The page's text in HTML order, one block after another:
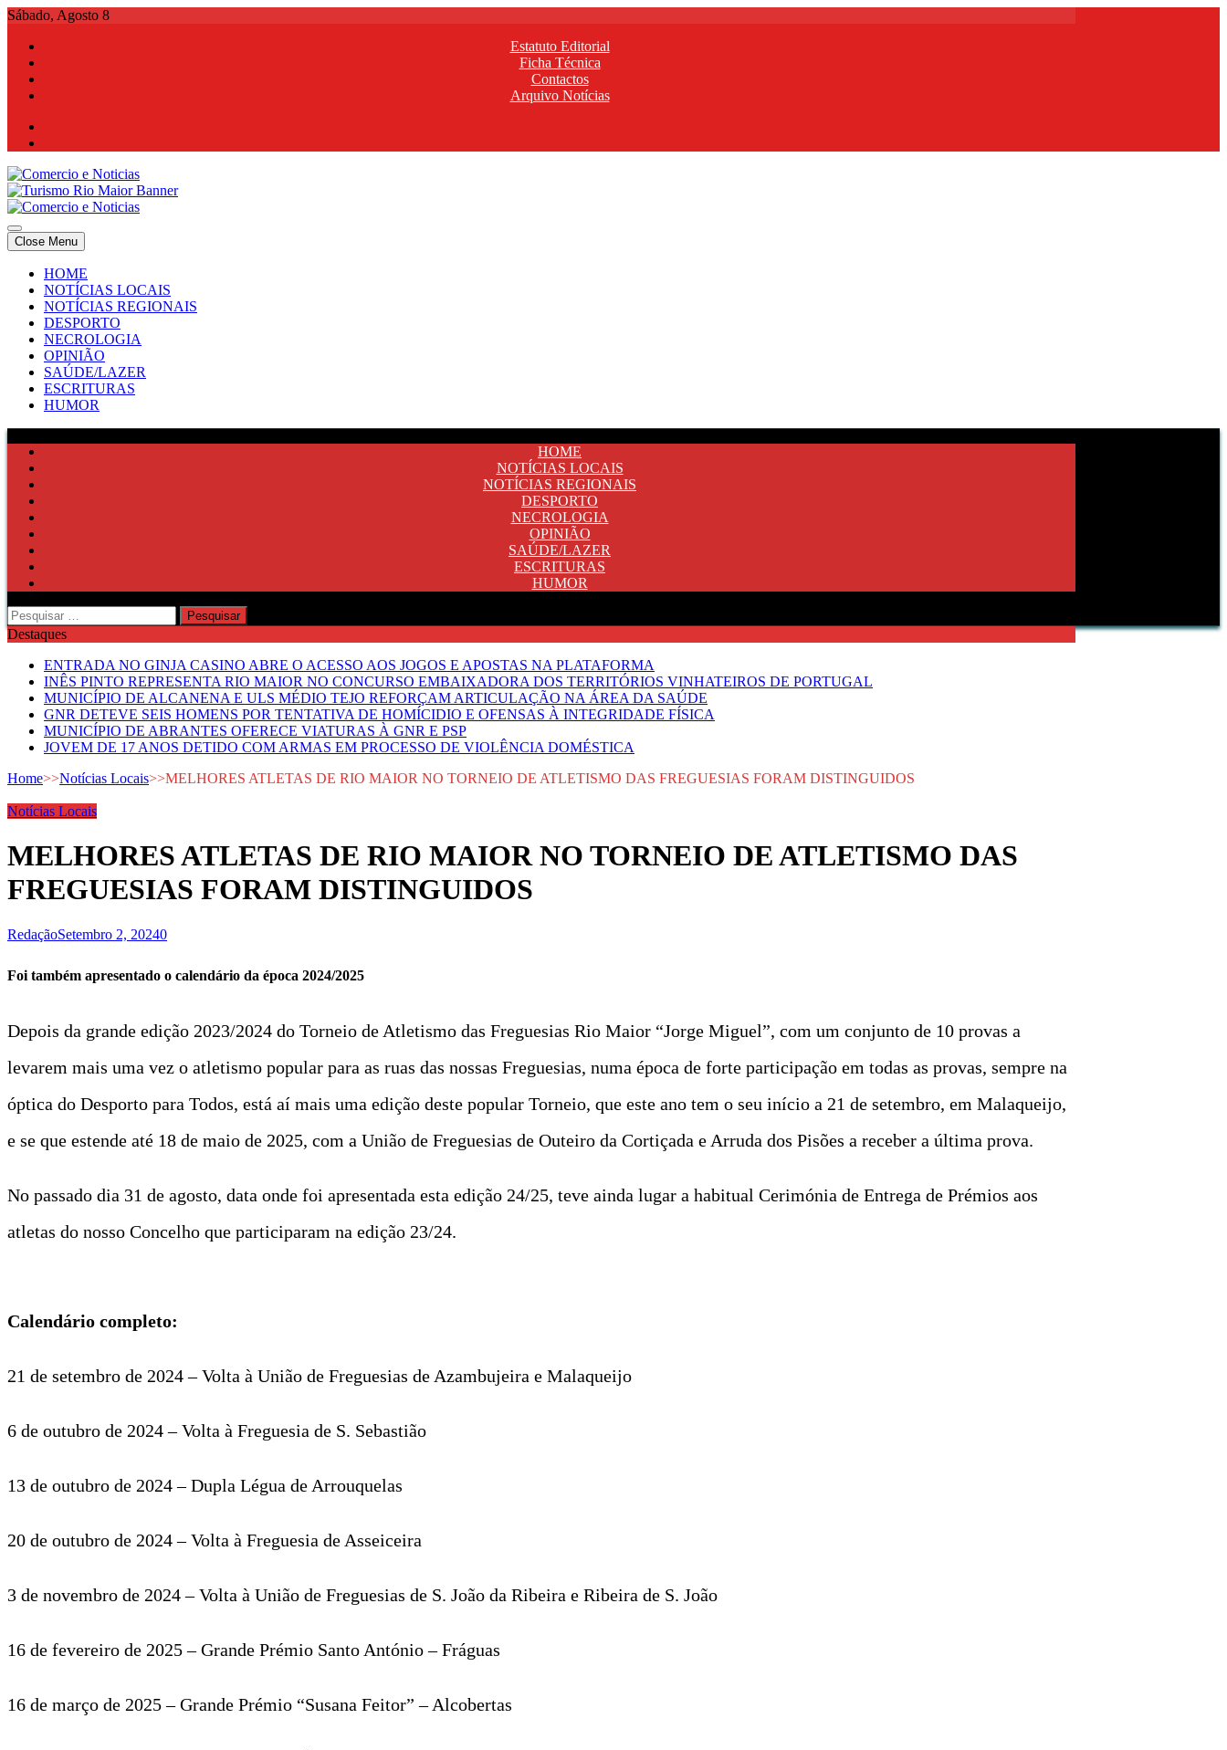
Skip
content
Sábado, Agosto 8
Estatuto Editorial
Ficha Técnica
Contactos
Arquivo Notícias
Comercio e Noticias
Notícias e Publicidade Online
Comercio e Noticias
Notícias e Publicidade Online
Close Menu
HOME
NOTÍCIAS LOCAIS
NOTÍCIAS REGIONAIS
DESPORTO
NECROLOGIA
OPINIÃO
SAÚDE/LAZER
ESCRITURAS
HUMOR
HOME
NOTÍCIAS LOCAIS
NOTÍCIAS REGIONAIS
DESPORTO
NECROLOGIA
OPINIÃO
SAÚDE/LAZER
ESCRITURAS
HUMOR
Pesquisar
por:
Destaques
ENTRADA NO GINJA CASINO ABRE O ACESSO AOS JOGOS E APOSTAS NA PLATAFORMA
INÊS PINTO REPRESENTA RIO MAIOR NO CONCURSO EMBAIXADORA DOS TERRITÓRIOS VINHATEIROS DE PORTUGAL
MUNICÍPIO DE ALCANENA E ULS MÉDIO TEJO REFORÇAM ARTICULAÇÃO NA ÁREA DA SAÚDE
GNR DETEVE SEIS HOMENS POR TENTATIVA DE HOMÍCIDIO E OFENSAS À INTEGRIDADE FÍSICA
MUNICÍPIO DE ABRANTES OFERECE VIATURAS À GNR E PSP
JOVEM DE 17 ANOS DETIDO COM ARMAS EM PROCESSO DE VIOLÊNCIA DOMÉSTICA
Home>>Notícias Locais>>MELHORES ATLETAS DE RIO MAIOR NO TORNEIO DE ATLETISMO DAS FREGUESIAS FORAM DISTINGUIDOS
Notícias Locais
MELHORES ATLETAS DE RIO MAIOR NO TORNEIO DE ATLETISMO DAS
FREGUESIAS FORAM DISTINGUIDOS
RedaçãoSetembro 2, 20240
Foi também apresentado o calendário da época 2024/2025
Depois da grande edição 2023/2024 do Torneio de Atletismo das Freguesias Rio Maior “Jorge Miguel”, com um conjunto de 10 provas a
levarem mais uma vez o atletismo popular para as ruas das nossas Freguesias, numa época de forte participação em todas as provas, sempre na
óptica do Desporto para Todos, está aí mais uma edição deste popular Torneio, que este ano tem o seu início a 21 de setembro, em Malaqueijo,
e se que estende até 18 de maio de 2025, com a União de Freguesias de Outeiro da Cortiçada e Arruda dos Pisões a receber a última prova.
No passado dia 31 de agosto, data onde foi apresentada esta edição 24/25, teve ainda lugar a habitual Cerimónia de Entrega de Prémios aos
atletas do nosso Concelho que participaram na edição 23/24.
Calendário completo:
21 de setembro de 2024 – Volta à União de Freguesias de Azambujeira e Malaqueijo
6 de outubro de 2024 – Volta à Freguesia de S. Sebastião
13 de outubro de 2024 – Dupla Légua de Arrouquelas
20 de outubro de 2024 – Volta à Freguesia de Asseiceira
3 de novembro de 2024 – Volta à União de Freguesias de S. João da Ribeira e Ribeira de S. João
16 de fevereiro de 2025 – Grande Prémio Santo António – Fráguas
16 de março de 2025 – Grande Prémio “Susana Feitor” – Alcobertas